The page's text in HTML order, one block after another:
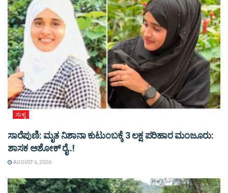
ಸುಳ್ಯ
ಸಾರೆಪುಣಿ: ಮೃತ ನಿಶಾನಾ ಕುಟುಂಬಕ್ಕೆ 3 ಲಕ್ಷ ಪರಿಹಾರ ಮಂಜೂರು:
ಶಾಸಕ ಅಶೋಕ್ ರೈ..!
AUGUST 6, 2026